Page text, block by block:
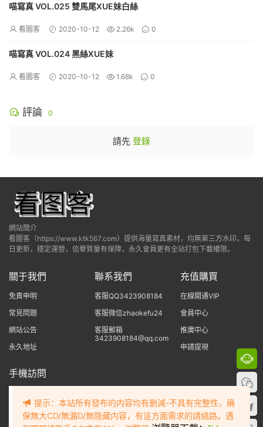
喵寫真 VOL.025 雙馬尾XUE妹白絲
看圖客 2020-10-12 2.26k 0
喵寫真 VOL.024 黑絲XUE妹
看圖客 2020-10-12 1.68k 0
評論 0
請先 登錄
網站簡介
看圖客（https://www.ktk567.com）提供海量寫真素材，均無第三方水印，每
日更新，穩定運營，信譽質量有保障，永久會員更有全站打包下載權限。
關于我們
免責申明
常見問題
網站公告
永久地址
聯系我們
客服QQ3423908184
客服微信zhaokefu24
客服郵箱
3423908184@qq.com
充值購買
在線開通VIP
會員中心
推廣中心
申請提現
手機訪問
提示：本站所有發布的内容均有删減-不具有完整性，确
保無大CD/無漏D/無隐藏内容，有這方面需求的請繞路。遇